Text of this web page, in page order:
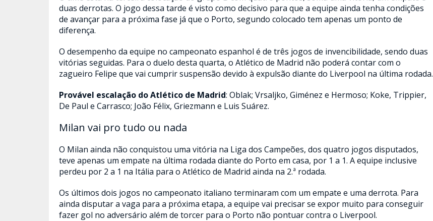
duas derrotas. O jogo dessa tarde é visto como decisivo para que a equipe ainda tenha condições
de avançar para a próxima fase já que o Porto, segundo colocado tem apenas um ponto de
diferença.
O desempenho da equipe no campeonato espanhol é de três jogos de invencibilidade, sendo duas
vitórias seguidas. Para o duelo desta quarta, o Atlético de Madrid não poderá contar com o
zagueiro Felipe que vai cumprir suspensão devido à expulsão diante do Liverpool na última rodada.
Provável escalação doAtlético de Madrid: Oblak; Vrsaljko, Giménez e Hermoso; Koke, Trippier,
De Paul e Carrasco; João Félix, Griezmann e Luis Suárez.
Milan vai pro tudo ou nada
O Milan ainda não conquistou uma vitória na Liga dos Campeões, dos quatro jogos disputados,
teve apenas um empate na última rodada diante do Porto em casa, por 1 a 1. A equipe inclusive
perdeu por 2 a 1 na Itália para o Atlético de Madrid ainda na 2.ª rodada.
Os últimos dois jogos no campeonato italiano terminaram com um empate e uma derrota. Para
ainda disputar a vaga para a próxima etapa, a equipe vai precisar se expor muito para conseguir
fazer gol no adversário além de torcer para o Porto não pontuar contra o Liverpool.